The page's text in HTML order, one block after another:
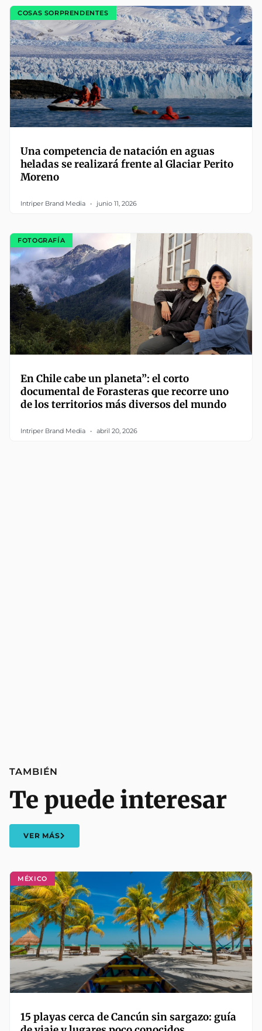
COSAS SORPRENDENTES
Una competencia de natación en aguas
heladas se realizará frente al Glaciar Perito
Moreno
Intriper Brand Media junio 11, 2026
FOTOGRAFÍA
En Chile cabe un planeta”: el corto
documental de Forasteras que recorre uno
de los territorios más diversos del mundo
Intriper Brand Media abril 20, 2026
MÉXICO
15 playas cerca de Cancún sin sargazo: guía
TAMBIÉN
Te puede interesar
VER MÁS